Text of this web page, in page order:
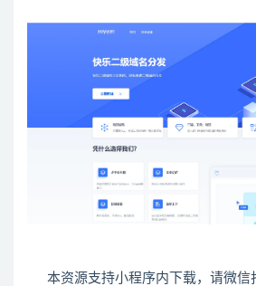
本资源支持小程序内下载，请微信